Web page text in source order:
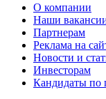
О компании
Наши
Партнерам
Реклама на
Новости и
Инвесторам
Кандидаты по